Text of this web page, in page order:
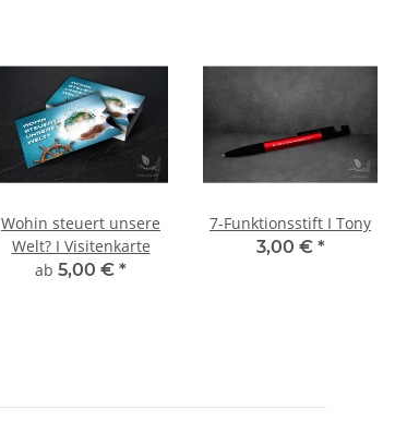
Wohin steuert unsere
Welt? I Visitenkarte
ab 5,00 € *
7-Funktionsstift I Tony
3,00 € *